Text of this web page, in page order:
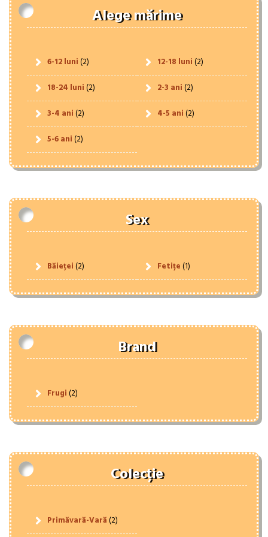
Alege mărime
6-12 luni(2) 12-18 luni(2)
18-24 luni(2) 2-3 ani(2)
3-4 ani(2) 4-5 ani(2)
5-6 ani(2)
Sex
Băieței(2) Fetițe(1)
Brand
Frugi(2)
Colecție
Primăvară-Vară(2)